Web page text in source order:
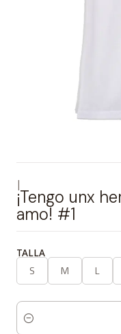
|
¡Tengo unx
amo! #1
TALLA
S M L
Cantidad